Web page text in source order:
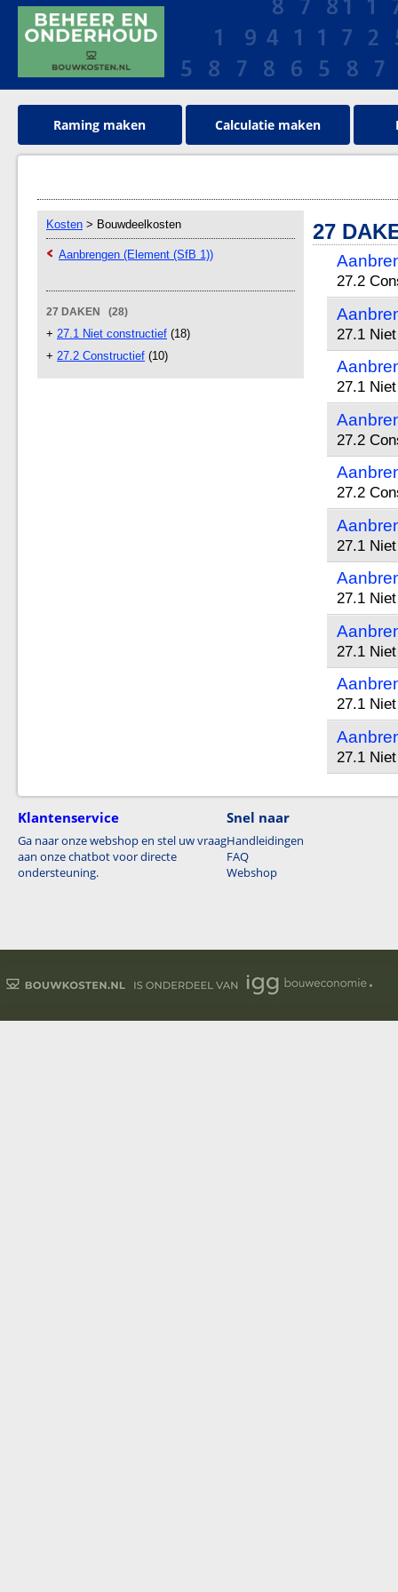
Raming maken Calculatie maken
Kosten > Bouwdeelkosten
Aanbrengen (Element (SfB 1))
27 DAKEN (28)
+ 27.1 Niet constructief (18)
+ 27.2 Constructief (10)
27
27.2
27.1
27.1
27.2
27.2
27.1
27.1
27.1
27.1
27.1
Klantenservice
Ga naar onze webshop en stel uw vraag
aan onze chatbot voor directe
ondersteuning.
Snel naar
Handleidingen
FAQ
Webshop